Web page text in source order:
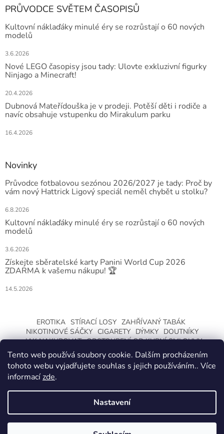
Tento web používá soubory cookie. Dalším procházením
tohoto webu vyjadřujete souhlas s jejich používáním.. Více
informacízde.
Nastavení
PRŮVODCE SVĚTEM ČASOPISŮ
Kultovní náklaďáky minulé éry se rozrůstají o 60 nových
modelů
3.6.2026
Nové LEGO časopisy jsou tady: Ulovte exkluzivní figurky
Ninjago a Minecraft!
20.4.2026
Dubnová Mateřídouška je v prodeji. Potěší děti i rodiče a
navíc obsahuje vstupenku do Mirakulum parku
16.4.2026
Novinky
Průvodce fotbalovou sezónou 2026/2027 je tady: Proč by
vám nový Hattrick Ligový speciál neměl chybět u stolku?
6.8.2026
Kultovní náklaďáky minulé éry se rozrůstají o 60 nových
modelů
3.6.2026
Získejte sběratelské karty Panini World Cup 2026
ZDARMA k vašemu nákupu! 🏆
14.5.2026
EROTIKA STÍRACÍ LOSY ZAHŘÍVANÝ TABÁK
NIKOTINOVÉ SÁČKY CIGARETY DÝMKY
DOUTNÍKY
JAK NAKUPOVAT ODSTOUPENÍ OD KUPNÍ SMLOUVY
Vytvořil Shoptet